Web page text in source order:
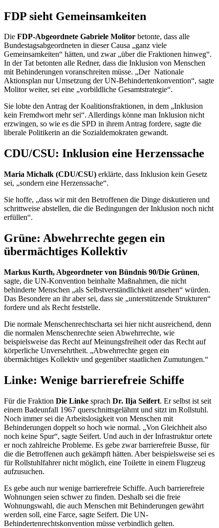
FDP sieht Gemeinsamkeiten
Die FDP-Abgeordnete Gabriele Molitor betonte, dass alle
Bundestagsabgeordneten in dieser Causa „ganz viele
Gemeinsamkeiten“ hätten, und zwar „über die Fraktionen hinweg“.
In der Tat betonten alle Redner, dass die Inklusion von Menschen
mit Behinderungen voranschreiten müsse. „Der Nationale
Aktionsplan nur Umsetzung der UN-Behindertenkonvention“, sagte
Molitor weiter, sei eine „vorbildliche Gesamtstrategie“.
Sie lobte den Antrag der Koalitionsfraktionen, in dem „Inklusion
kein Fremdwort mehr sei“. Allerdings könne man Inklusion nicht
erzwingen, so wie es die SPD in ihrem Antrag fordere, sagte die
liberale Politikerin an die Sozialdemokraten gewandt.
CDU/CSU: Inklusion eine Herzenssache
Maria Michalk (CDU/CSU) erklärte, dass Inklusion kein Gesetz
sei, „sondern eine Herzenssache“.
Sie hoffe, „dass wir mit den Betroffenen die Dinge diskutieren und
schrittweise abstellen, die die Bedingungen der Inklusion noch nicht
erfüllen“.
Grüne: Abwehrrechte gegen ein
übermächtiges Kollektiv
Markus Kurth, Abgeordneter von Bündnis 90/Die Grünen,
sagte, die UN-Konvention beinhalte Maßnahmen, die nicht
behinderte Menschen „als Selbstverständlichkeit ansehen“ würden.
Das Besondere an ihr aber sei, dass sie „unterstützende Strukturen“
fordere und als Recht feststelle.
Die normale Menschenrechtscharta sei hier nicht ausreichend, denn
die normalen Menschenrechte seien Abwehrrechte, wie
beispielsweise das Recht auf Meinungsfreiheit oder das Recht auf
körperliche Unversehrtheit. „Abwehrrechte gegen ein
übermächtiges Kollektiv und gegenüber staatlichen Zumutungen.“
Linke: Wenige barrierefreie Schiffe
Für die Fraktion Die Linke sprach Dr. Ilja Seifert. Er selbst ist seit
einem Badeunfall 1967 querschnittsgelähmt und sitzt im Rollstuhl.
Noch immer sei die Arbeitslosigkeit von Menschen mit
Behinderungen doppelt so hoch wie normal. „Von Gleichheit also
noch keine Spur“, sagte Seifert. Und auch in der Infrastruktur ortete
er noch zahlreiche Probleme. Es gebe zwar barrierefreie Busse, für
die die Betroffenen auch gekämpft hätten. Aber beispielsweise sei es
für Rollstuhlfahrer nicht möglich, eine Toilette in einem Flugzeug
aufzusuchen.
Es gebe auch nur wenige barrierefreie Schiffe. Auch barrierefreie
Wohnungen seien schwer zu finden. Deshalb sei die freie
Wohnungswahl, die auch Menschen mit Behinderungen gewährt
werden soll, eine Farce, sagte Seifert. Die UN-
Behindertenrechtskonvention müsse verbindlich gelten.